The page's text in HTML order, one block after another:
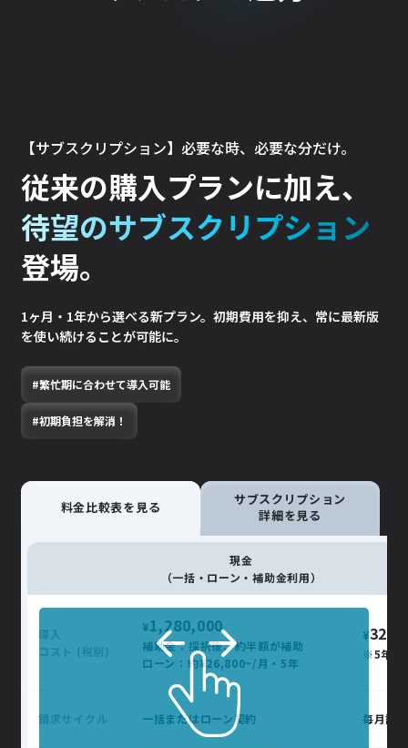
【サブスクリプション】必要な時、必要な分だけ。
従来の購入プランに加え、
待望のサブスクリプション
登場。
1ヶ月・1年から選べる新プラン。初期費用を抑え、常に最新版
を使い続けることが可能に。
#繁忙期に合わせて導入可能
#初期負担を解消！
料金比較表を見る
サブスクリプション
詳細を見る
現金
（一括・ローン・補助金利用）
導入
コスト (税別)
¥1,280,000
補助金：採択後、約半額が補助
ローン：約¥26,800~/月・5年
¥
※5年の
請求サイクル 一括またはローン契約 毎月請求